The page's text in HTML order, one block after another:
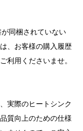
同梱されていない
、お客様の購入履歴
利用くださいませ。
実際のヒートシンク
質向上のための仕様